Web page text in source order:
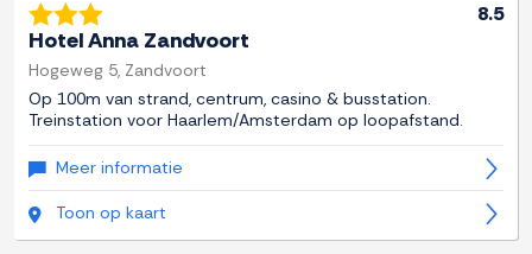
8.5
Hotel Anna Zandvoort
Hogeweg 5, Zandvoort
Op 100m van strand, centrum, casino & busstation.
Treinstation voor Haarlem/Amsterdam op loopafstand.
Meer informatie
Toon op kaart